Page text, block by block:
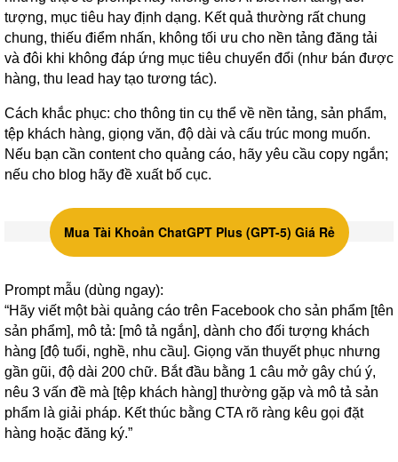
tượng, mục tiêu hay định dạng. Kết quả thường rất chung
chung, thiếu điểm nhấn, không tối ưu cho nền tảng đăng tải
và đôi khi không đáp ứng mục tiêu chuyển đổi (như bán được
hàng, thu lead hay tạo tương tác).
Cách khắc phục: cho thông tin cụ thể về nền tảng, sản phẩm,
tệp khách hàng, giọng văn, độ dài và cấu trúc mong muốn.
Nếu bạn cần content cho quảng cáo, hãy yêu cầu copy ngắn;
nếu cho blog hãy đề xuất bố cục.
Mua Tài Khoản ChatGPT Plus (GPT-5) Giá Rẻ
Prompt mẫu (dùng ngay):
“Hãy viết một bài quảng cáo trên Facebook cho sản phẩm [tên
sản phẩm], mô tả: [mô tả ngắn], dành cho đối tượng khách
hàng [độ tuổi, nghề, nhu cầu]. Giọng văn thuyết phục nhưng
gần gũi, độ dài 200 chữ. Bắt đầu bằng 1 câu mở gây chú ý,
nêu 3 vấn đề mà [tệp khách hàng] thường gặp và mô tả sản
phẩm là giải pháp. Kết thúc bằng CTA rõ ràng kêu gọi đặt
hàng hoặc đăng ký.”